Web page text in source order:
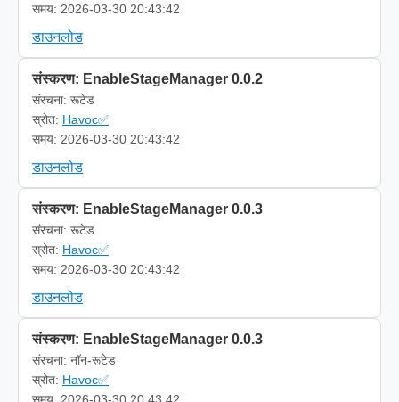
समय: 2026-03-30 20:43:42
डाउनलोड
संस्करण: EnableStageManager 0.0.2
संरचना: रूटेड
स्रोत: Havoc✅
समय: 2026-03-30 20:43:42
डाउनलोड
संस्करण: EnableStageManager 0.0.3
संरचना: रूटेड
स्रोत: Havoc✅
समय: 2026-03-30 20:43:42
डाउनलोड
संस्करण: EnableStageManager 0.0.3
संरचना: नॉन-रूटेड
स्रोत: Havoc✅
समय: 2026-03-30 20:43:42